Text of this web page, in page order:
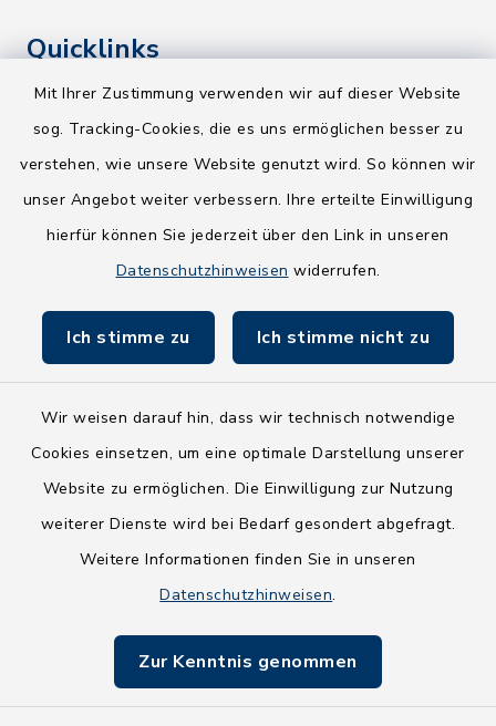
Mit Ihrer Zustimmung verwenden wir auf dieser Website
sog. Tracking-Cookies, die es uns ermöglichen besser zu
verstehen, wie unsere Website genutzt wird. So können wir
unser Angebot weiter verbessern. Ihre erteilte Einwilligung
hierfür können Sie jederzeit über den Link in unseren
Datenschutzhinweisen widerrufen.
Ich stimme zu Ich stimme nicht zu
Wir weisen darauf hin, dass wir technisch notwendige
Cookies einsetzen, um eine optimale Darstellung unserer
Website zu ermöglichen. Die Einwilligung zur Nutzung
weiterer Dienste wird bei Bedarf gesondert abgefragt.
Weitere Informationen finden Sie in unseren
Datenschutzhinweisen.
Zur Kenntnis genommen
Quicklinks
Kreis Segeberg
NEU! Amtsbroschüre 2026
Holsteiner Auenland
Fundbüro
Barrierefreiheit
Impressum